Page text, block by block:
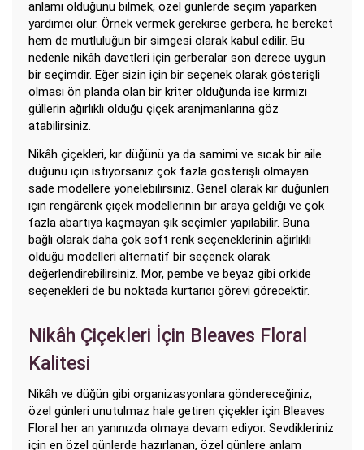
anlamı olduğunu bilmek, özel günlerde seçim yaparken
yardımcı olur. Örnek vermek gerekirse gerbera, he bereket
hem de mutluluğun bir simgesi olarak kabul edilir. Bu
nedenle nikâh davetleri için gerberalar son derece uygun
bir seçimdir. Eğer sizin için bir seçenek olarak gösterişli
olması ön planda olan bir kriter olduğunda ise kırmızı
güllerin ağırlıklı olduğu çiçek aranjmanlarına göz
atabilirsiniz.
Nikâh çiçekleri, kır düğünü ya da samimi ve sıcak bir aile
düğünü için istiyorsanız çok fazla gösterişli olmayan
sade modellere yönelebilirsiniz. Genel olarak kır düğünleri
için rengârenk çiçek modellerinin bir araya geldiği ve çok
fazla abartıya kaçmayan şık seçimler yapılabilir. Buna
bağlı olarak daha çok soft renk seçeneklerinin ağırlıklı
olduğu modelleri alternatif bir seçenek olarak
değerlendirebilirsiniz. Mor, pembe ve beyaz gibi orkide
seçenekleri de bu noktada kurtarıcı görevi görecektir.
Nikâh Çiçekleri İçin Bleaves Floral
Kalitesi
Nikâh ve düğün gibi organizasyonlara göndereceğiniz,
özel günleri unutulmaz hale getiren çiçekler için Bleaves
Floral her an yanınızda olmaya devam ediyor. Sevdikleriniz
için en özel günlerde hazırlanan, özel günlere anlam